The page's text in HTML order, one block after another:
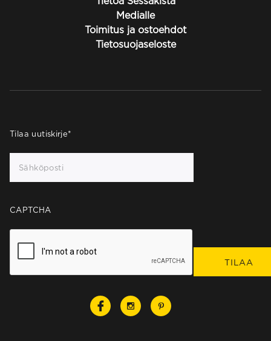
Medialle
Toimitus ja ostoehdot
Tietosuojaseloste
Tilaa uutiskirje*
CAPTCHA